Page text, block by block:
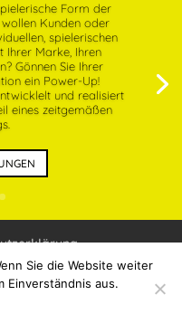
Form der
Kunden oder
spielerischen
Ihrer Marke, Ihren
Gönnen Sie Ihrer
ein Power-Up!
und realisiert
eines zeitgemäßen
by Jens Neubert &
Sie die Website weiter
Einverständnis aus.